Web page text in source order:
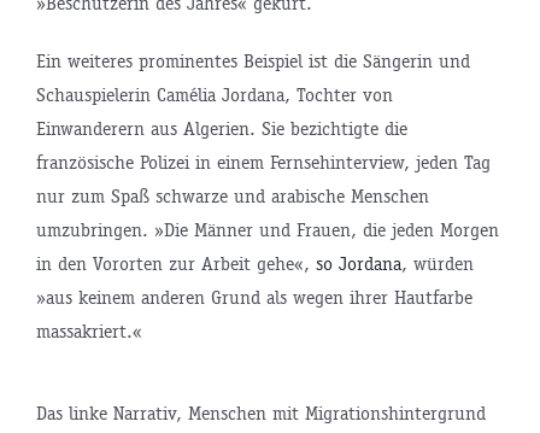
Ein weiteres prominentes Beispiel ist die Sängerin und
Schauspielerin Camélia Jordana, Tochter von
Einwanderern aus Algerien. Sie bezichtigte die
französische Polizei in einem Fernsehinterview, jeden Tag
nur zum Spaß schwarze und arabische Menschen
umzubringen. »Die Männer und Frauen, die jeden Morgen
in den Vororten zur Arbeit gehe«, so Jordana, würden
»aus keinem anderen Grund als wegen ihrer Hautfarbe
massakriert.«
Das linke Narrativ, Menschen mit Migrationshintergrund